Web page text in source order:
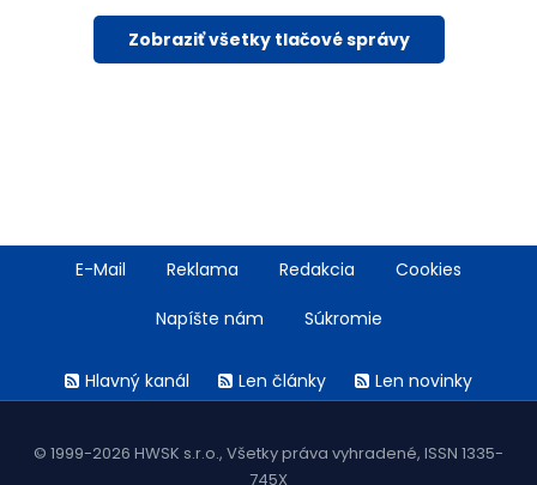
Zobraziť všetky tlačové správy
FooterE-Mail Reklama Redakcia Cookies
Napíšte nám Súkromie
menuHlavný kanál Len články Len novinky
© 1999-2026 HWSK s.r.o., Všetky práva vyhradené, ISSN 1335-
745X